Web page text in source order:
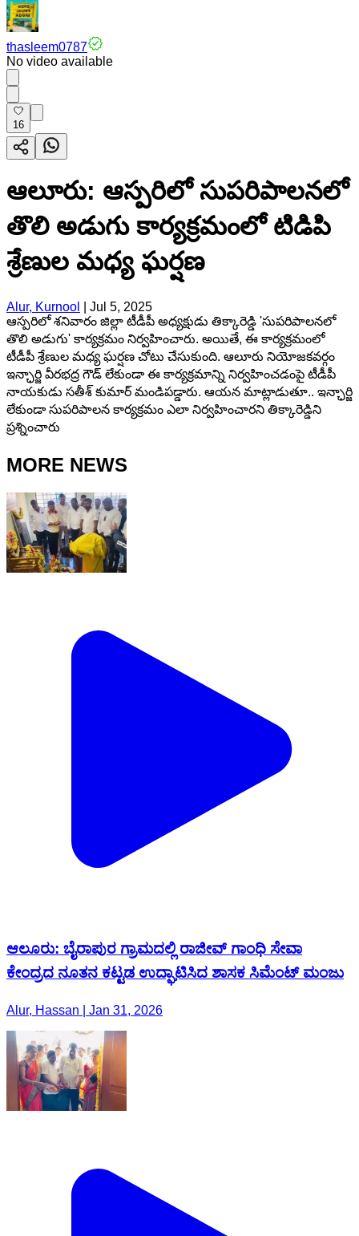
thasleem0787
No video available
16
ఆలూరు: ఆస్పరిలో సుపరిపాలనలో
తొలి అడుగు కార్యక్రమంలో టిడిపి
శ్రేణుల మధ్య ఘర్షణ
Alur, Kurnool
Jul 5, 2025
ఆస్పరిలో శనివారం జిల్లా టీడీపీ అధ్యక్షుడు తిక్కారెడ్డి 'సుపరిపాలనలో
తొలి అడుగు' కార్యక్రమం నిర్వహించారు. అయితే, ఈ కార్యక్రమంలో
టీడీపీ శ్రేణుల మధ్య ఘర్షణ చోటు చేసుకుంది. ఆలూరు నియోజకవర్గం
ఇన్ఛార్జి వీరభద్ర గౌడ్ లేకుండా ఈ కార్యక్రమాన్ని నిర్వహించడంపై టీడీపీ
నాయకుడు సతీశ్ కుమార్ మండిపడ్డారు. ఆయన మాట్లాడుతూ.. ఇన్ఛార్జి
లేకుండా సుపరిపాలన కార్యక్రమం ఎలా నిర్వహించారని తిక్కారెడ్డిని
ప్రశ్నించారు
MORE NEWS
ಆಲೂರು: ಬೈರಾಪುರ ಗ್ರಾಮದಲ್ಲಿ ರಾಜೀವ್ ಗಾಂಧಿ ಸೇವಾ
ಕೇಂದ್ರದ ನೂತನ ಕಟ್ಟಡ ಉದ್ಘಾಟಿಸಿದ ಶಾಸಕ ಸಿಮೆಂಟ್ ಮಂಜು
Alur, Hassan | Jan 31, 2026